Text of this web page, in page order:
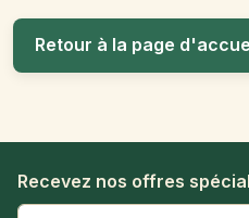
Retour à la page
Recevez nos offres